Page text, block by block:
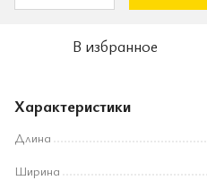
В избранное
Характеристики
Длина
Ширина